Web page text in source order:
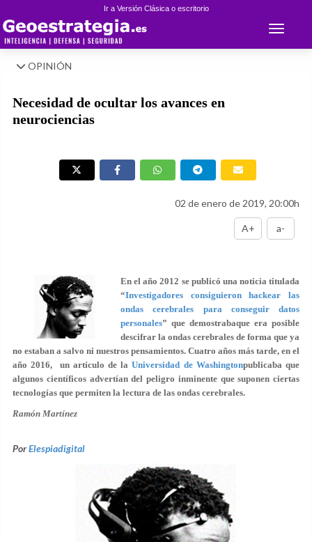
Ir a Versión Clásica o escritorio
Toggle
OPINIÓN
Necesidad de ocultar los avances en
neurociencias
02 de enero de 2019, 20:00h
A+ a-
En el año 2012 se publicó una noticia titulada
“Investigadores consiguieron hackear las
ondas cerebrales para conseguir datos
personales” que demostrabaque era posible
descifrar la ondas cerebrales de forma que ya
no estaban a salvo ni nuestros pensamientos. Cuatro años más tarde, en el
año 2016, un artículo de laUniversidad de Washingtonpublicaba que
algunos científicos advertían del peligro inminente que suponen ciertas
tecnologías que permiten la lectura de las ondas cerebrales.
Ramón Martínez
PorElespiadigital